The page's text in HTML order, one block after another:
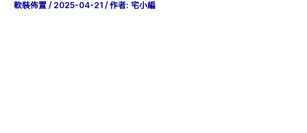
軟裝佈置 / 2025-04-21 / 作者: 宅小編